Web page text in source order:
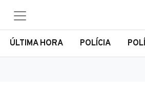
ÚLTIMA HORA POLÍCIA